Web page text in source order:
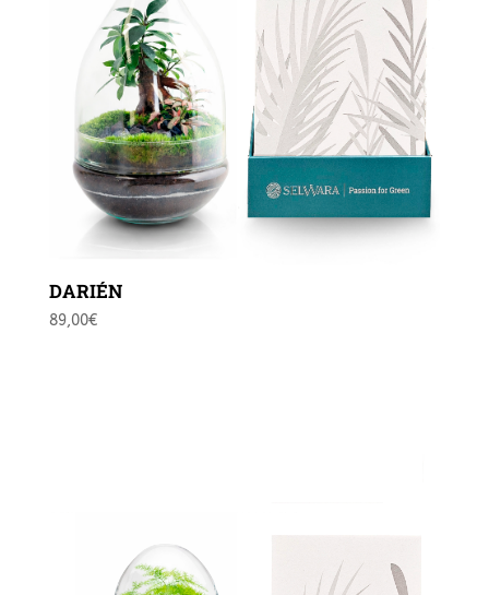
DARIÉN
89,00€